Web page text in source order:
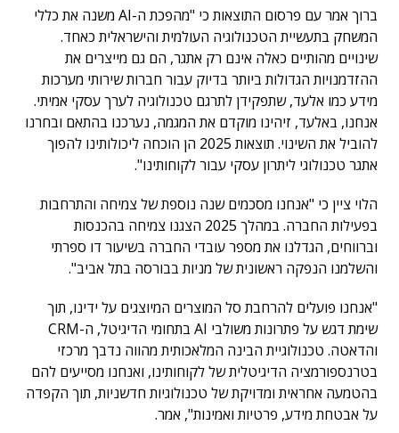
ברוך אמר עם פרסום התוצאות כי "מהפכת ה-AI משנה את כללי
המשחק בתעשיית הטכנולוגיה העולמית והישראלית כאחד.
שינויים מהותיים כאלה אינם רק אתגר, הם גם מייצרים את
ההזדמנויות הגדולות ביותר בדיוק עבור חברות שירותי מערכות
מידע כמו אלעד, שתפקידן לתרגם טכנולוגיה לערך עסקי אמיתי.
אנחנו, באלעד, זיהינו מוקדם את המגמה, נערכנו בהתאם ובחרנו
להוביל את השינוי. תוצאות 2025 הן הוכחה ליכולותינו להפוך
אתגר טכנולוגי ליתרון עסקי עבור לקוחותינו".
הלוי ציין כי "אנחנו מסכמים שנה נוספת של צמיחה והתרחבות
בפעילות החברה. במהלך 2025 הצגנו צמיחה בהכנסות
וברווחים, הגדלנו את מספר עובדי החברה בשיעור דו ספרתי
והשלמנו הנפקה ראשונית של מניות בבורסה בתל אביב".
"אנחנו פועלים להרחבת סל המוצרים המיוצגים על ידינו, תוך
שימת דגש על פתרונות משולבי AI בתחומי הדיגיטל, ה-CRM
והדאטה. טכנולוגיית הבינה המלאכותית מהווה נדבך מרכזי
בטרנספורמציה הדיגיטלית של לקוחותינו, ואנחנו מסייעים להם
בהטמעה אחראית ומדויקת של טכנולוגיות חדשניות, תוך הקפדה
על אבטחת מידע, פרטיות ואמינות", אמר.